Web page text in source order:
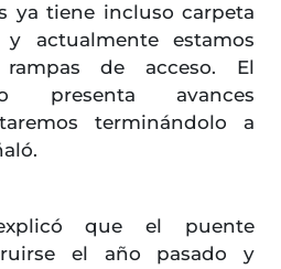
ya tiene incluso carpeta
y actualmente estamos
de acceso. El
presenta avances
terminándolo a
que el puente
el año pasado y